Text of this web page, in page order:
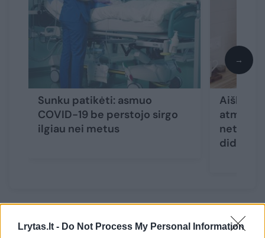
Lrytas.lt - Do Not Process My Personal Information
Sunku patikėti: asmuo
COVID-19 be perstojo sirgo
ilgiau nei metus
Aiškėja,
netekti
→
ISC ataskaitoje teigiama, kad iki 2027 m.